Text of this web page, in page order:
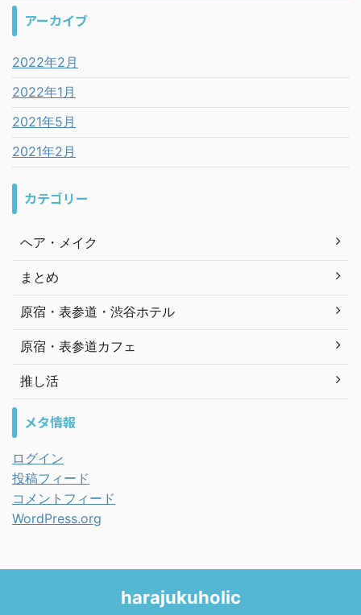
アーカイブ
2022年2月
2022年1月
2021年5月
2021年2月
カテゴリー
ヘア・メイク
まとめ
原宿・表参道・渋谷ホテル
原宿・表参道カフェ
推し活
メタ情報
ログイン
投稿フィード
コメントフィード
WordPress.org
harajukuholic